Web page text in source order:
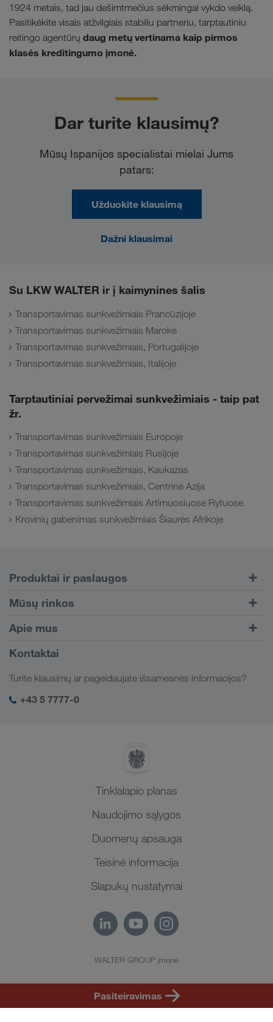
1924 metais, tad jau dešimtmečius sėkmingai vykdo veiklą.
Pasitikėkite visais atžvilgiais stabiliu partneriu, tarptautiniu
reitingo agentūrų daug metų vertinama kaip pirmos
klasės kreditingumo įmonė.
Dar turite klausimų?
Mūsų Ispanijos specialistai mielai Jums
patars:
Užduokite klausimą
Dažni klausimai
Su LKW WALTER ir į kaimynines šalis
Transportavimas sunkvežimiais Prancūzijoje
Transportavimas sunkvežimiais Maroke
Transportavimas sunkvežimiais, Portugalijoje
Transportavimas sunkvežimiais, Italijoje
Tarptautiniai pervežimai sunkvežimiais - taip pat
žr.
Transportavimas sunkvežimiais Europoje
Transportavimas sunkvežimiais Rusijoje
Transportavimas sunkvežimiais, Kaukazas
Transportavimas sunkvežimiais, Centrinė Azija
Transportavimas sunkvežimiais Artimuosiuose Rytuose
Krovinių gabenimas sunkvežimiais Šiaurės Afrikoje
Pasiteiravimas
Produktai ir paslaugos
Kelių transportas
Klientų portalas CONNECT
Skaitmeniniai sprendimai
Sektorių sprendimai
Mūsų rinkos
Europa
Kaukazas
Centrinė Azija
Artimieji Rytai
Apie mus
Įmonės informacija
Socialinė atsakomybė
SHEQ-valdymas
Kontaktai
Turite klausimų ar pageidaujate išsamesnės informacijos?
+43 5 7777-0
Tinklalapio planas
Naudojimo sąlygos
Duomenų apsauga
Teisinė informacija
Slapukų nustatymai
WALTER GROUP įmonė